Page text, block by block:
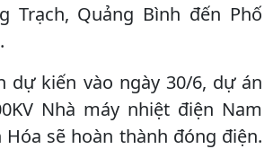
Trạch, Quảng Bình đến Phố
dự kiến vào ngày 30/6, dự án
Nhà máy nhiệt điện Nam
sẽ hoàn thành đóng điện.